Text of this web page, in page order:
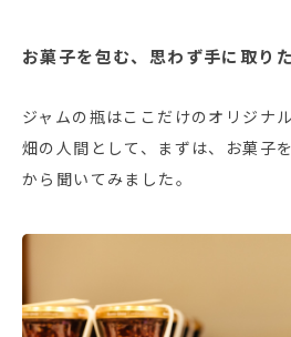
お菓子を包む、思わず手に取り
ジャムの瓶はここだけのオリジナ
畑の人間として、まずは、お菓子
から聞いてみました。